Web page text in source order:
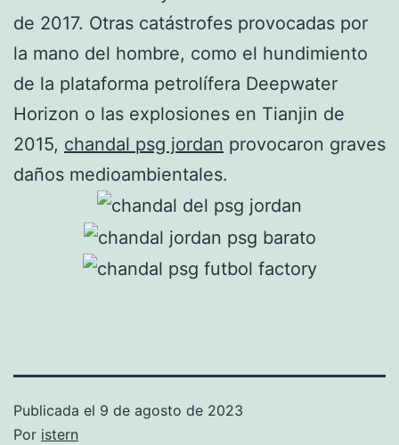
de 2017. Otras catástrofes provocadas por
la mano del hombre, como el hundimiento
de la plataforma petrolífera Deepwater
Horizon o las explosiones en Tianjin de
2015, chandal psg jordan provocaron graves
daños medioambientales.
Publicada el 9 de agosto de 2023
Por istern